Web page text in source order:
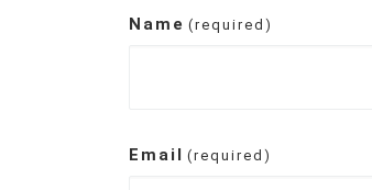
Name (required)
Email (required)